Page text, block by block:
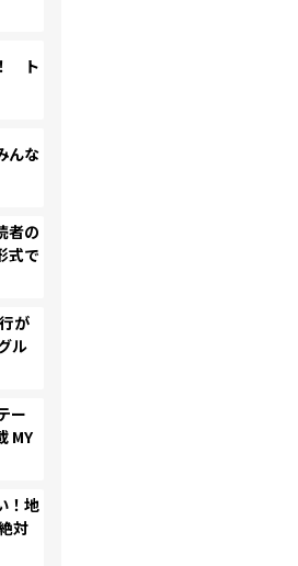
ト
んな
者の
式で
が
ル
ー
MY
！地
対